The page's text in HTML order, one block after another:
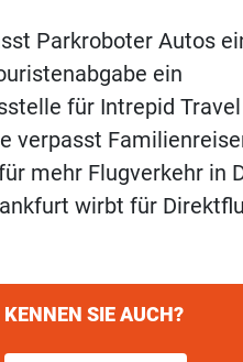
Parkroboter Autos
ein
für Intrepid Travel
verpasst
mehr Flugverkehr in
wirbt für
KENNEN SIE AUCH?